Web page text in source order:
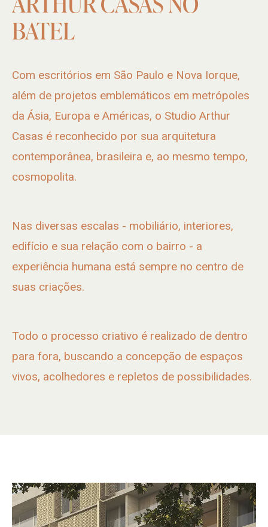
BATEL
Com escritórios em São Paulo e Nova Iorque,
além de projetos emblemáticos em metrópoles
da Ásia, Europa e Américas, o Studio Arthur
Casas é reconhecido por sua arquitetura
contemporânea, brasileira e, ao mesmo tempo,
cosmopolita.
Nas diversas escalas - mobiliário, interiores,
edifício e sua relação com o bairro - a
experiência humana está sempre no centro de
suas criações.
Todo o processo criativo é realizado de dentro
para fora, buscando a concepção de espaços
vivos, acolhedores e repletos de possibilidades.